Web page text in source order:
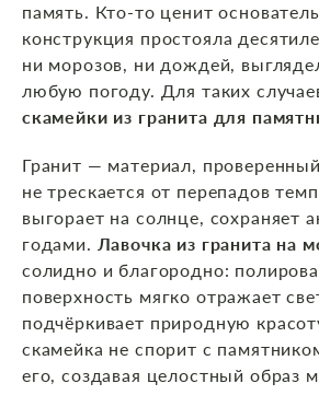
память. Кто‑то ценит
конструкция простояла
ни морозов, ни дождей,
любую погоду. Для таких
скамейки из гранита для
Гранит — материал,
не трескается от перепадов
выгорает на солнце, сохраняет
годами. Лавочка из гранита на
солидно и благородно:
поверхность мягко отражает
подчёркивает природную
скамейка не спорит с
его, создавая целостный образ